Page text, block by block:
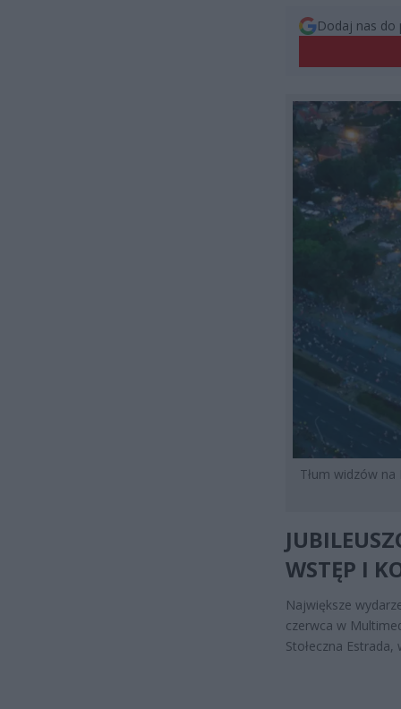
Dodaj nas do
Tłum widzów
WSTĘP I
Największe
czerwca w
Stołeczna